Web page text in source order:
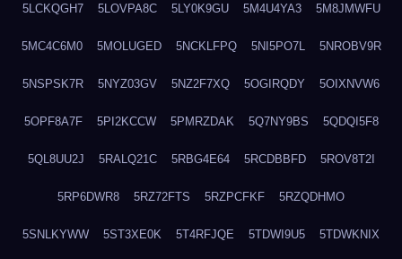
5LCKQGH7 5LOVPA8C 5LY0K9GU 5M4U4YA3 5M8JMWFU
5MC4C6M0 5MOLUGED 5NCKLFPQ 5NI5PO7L 5NROBV9R
5NSPSK7R 5NYZ03GV 5NZ2F7XQ 5OGIRQDY 5OIXNVW6
5OPF8A7F 5PI2KCCW 5PMRZDAK 5Q7NY9BS 5QDQI5F8
5QL8UU2J 5RALQ21C 5RBG4E64 5RCDBBFD 5ROV8T2I
5RP6DWR8 5RZ72FTS 5RZPCFKF 5RZQDHMO
5SNLKYWW 5ST3XE0K 5T4RFJQE 5TDWI9U5 5TDWKNIX